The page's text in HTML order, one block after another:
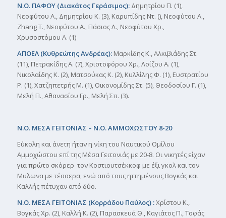
Ν.Ο. ΠΑΦΟΥ (Διακάτος Γεράσιμος):Δημητρίου Π. (1),
Νεοφύτου Α., Δημητρίου Κ. (3), Καρυπίδης Ντ. (), Νεοφύτου Α.,
Zhang T., Νεοφύτου Α., Πάσιος Λ., Νεοφύτου Χρ.,
Χρυσοστόμου Α. (1)
ΑΠΟΕΛ (Κυθρεώτης Ανδρέας):Μαρκίδης Κ., Αλκιβιάδης Στ.
(11), Πετρακίδης Α. (7), Χριστοφόρου Χρ., Λοίζου Α. (1),
Νικολαίδης Κ. (2), Ματσούκας Κ. (2), Κυλλίλης Φ. (1), Ευστρατίου
Ρ. (1), Χατζηπετρής Μ. (1), Οικονομίδης Στ. (5), Θεοδοσίου Γ. (1),
Μελή Π., Αθανασίου Γρ., Μελή Σπ. (3).
Ν.Ο. ΜΕΣΑ ΓΕΙΤΟΝΙΑΣ – Ν.Ο. ΑΜΜΟΧΩΣΤΟΥ 8-20
Εύκολη και άνετη ήταν η νίκη του Ναυτικού Ομίλου
Αμμοχώστου επί της Μέσα Γειτονιάς με 20-8. Οι νικητές είχαν
για πρώτο σκόρερ τον Κοστιουτσέκκοφ με έξι γκολ και τον
Μυλωνα με τέσσερα, ενώ από τους ηττημένους Βογκάς και
Καλλής πέτυχαν από δύο.
Ν.Ο. ΜΕΣΑ ΓΕΙΤΟΝΙΑΣ (Κορράδου Παύλος) :Χρίστου Κ.,
Βογκάς Χρ. (2), Καλλή Κ. (2), Παρασκευά Θ., Καγιάτος Π., Τοφάς